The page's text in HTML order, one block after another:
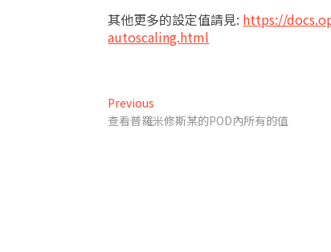
其他更多的設定值請見: https://
autoscaling.html​
文
章
Previous
post:
查看普羅米修斯某的POD內所有的值